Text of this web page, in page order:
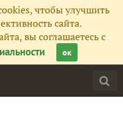
чтобы улучшить
сайта.
вы соглашаетесь с
ок